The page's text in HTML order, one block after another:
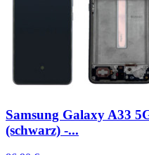
Samsung Galaxy A33
(schwarz) -...